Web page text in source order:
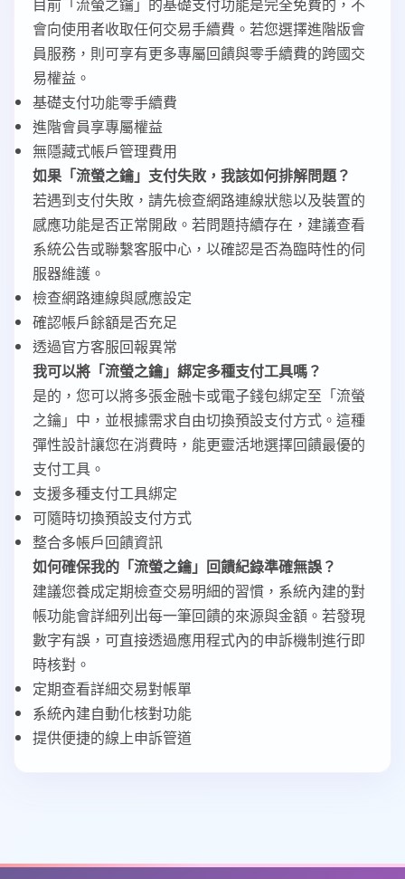
會向使用者收取任何交易手續費。若您選擇進階版會
員服務，則可享有更多專屬回饋與零手續費的跨國交
易權益。
基礎支付功能零手續費
進階會員享專屬權益
無隱藏式帳戶管理費用
如果「流螢之鑰」支付失敗，我該如何排解問題？
若遇到支付失敗，請先檢查網路連線狀態以及裝置的
感應功能是否正常開啟。若問題持續存在，建議查看
系統公告或聯繫客服中心，以確認是否為臨時性的伺
服器維護。
檢查網路連線與感應設定
確認帳戶餘額是否充足
透過官方客服回報異常
我可以將「流螢之鑰」綁定多種支付工具嗎？
是的，您可以將多張金融卡或電子錢包綁定至「流螢
之鑰」中，並根據需求自由切換預設支付方式。這種
彈性設計讓您在消費時，能更靈活地選擇回饋最優的
支付工具。
支援多種支付工具綁定
可隨時切換預設支付方式
整合多帳戶回饋資訊
如何確保我的「流螢之鑰」回饋紀錄準確無誤？
建議您養成定期檢查交易明細的習慣，系統內建的對
帳功能會詳細列出每一筆回饋的來源與金額。若發現
數字有誤，可直接透過應用程式內的申訴機制進行即
時核對。
定期查看詳細交易對帳單
系統內建自動化核對功能
提供便捷的線上申訴管道